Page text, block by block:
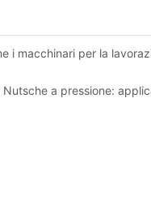
i macchinari per la
all'uso
Nutsche a pressione: